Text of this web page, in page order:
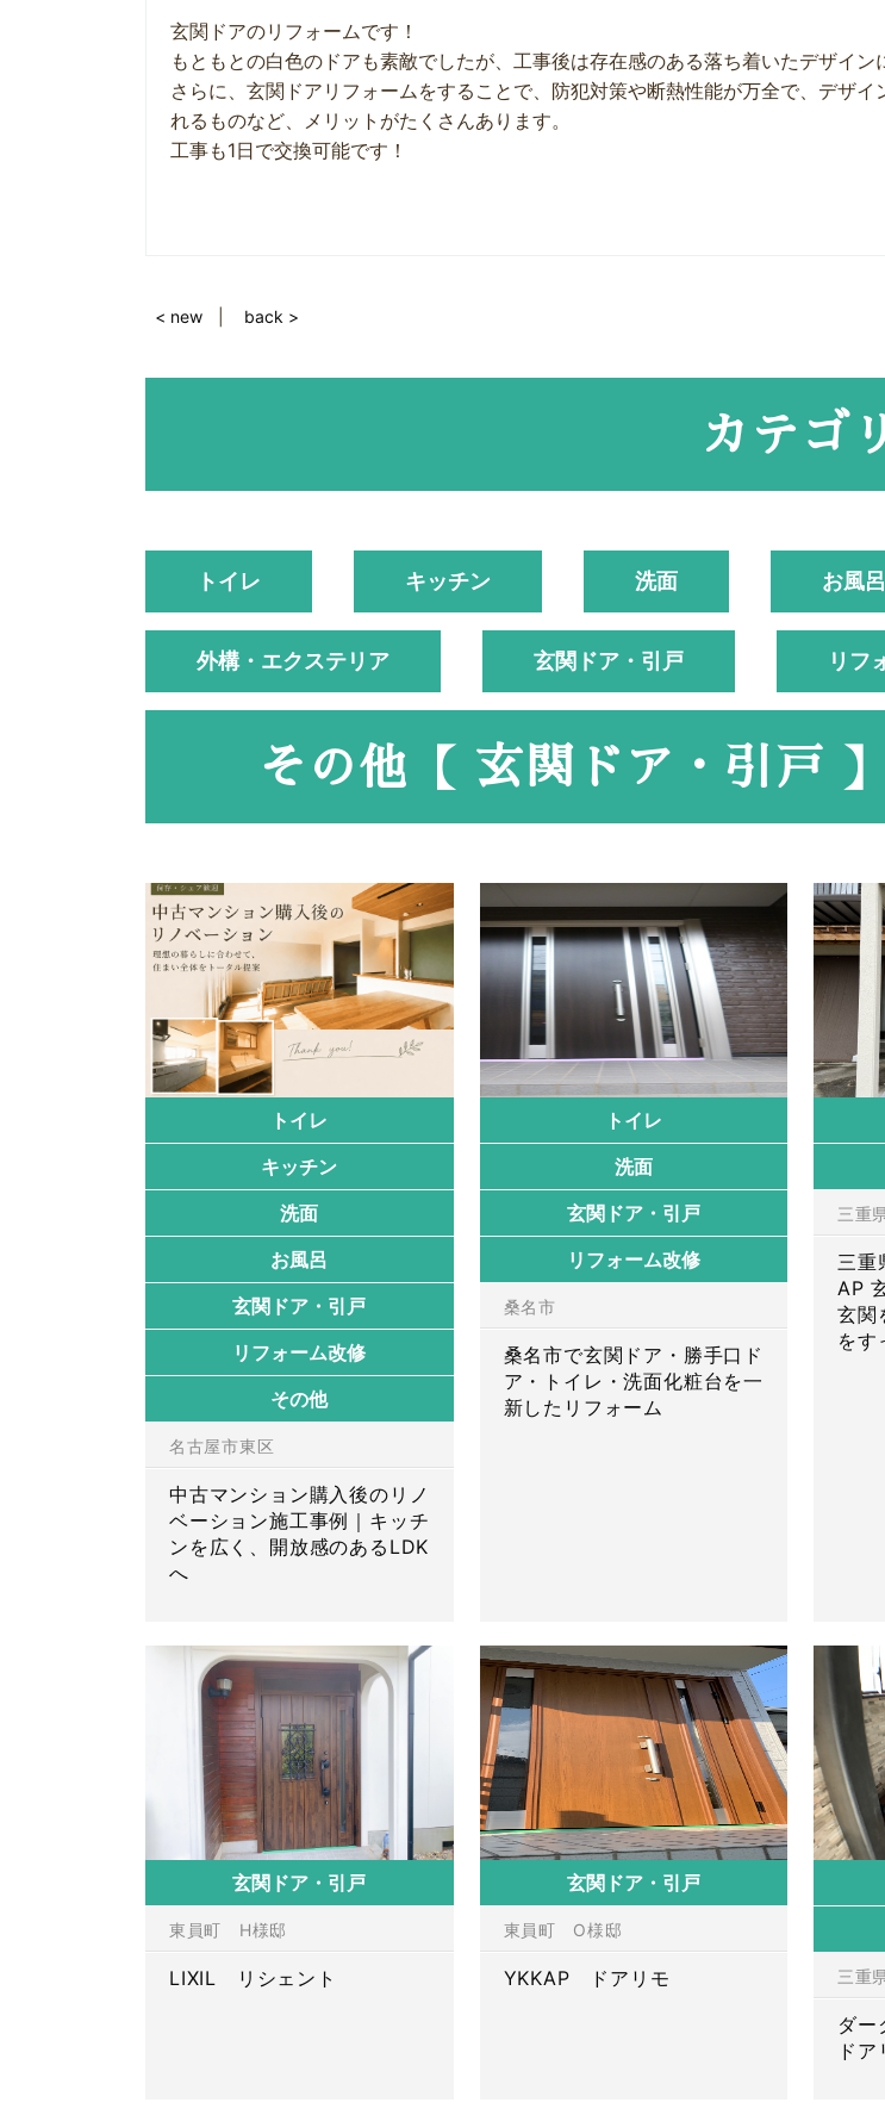
玄関ドアのリフォームです！
もともとの白色のドアも素敵でしたが、工事後は存在感のある落ち着いたデザイン
さらに、玄関ドアリフォームをすることで、防犯対策や断熱性能が万全で、デザ
れるものなど、メリットがたくさんあります。
工事も1日で交換可能です！
< new back >
カテゴ
トイレ キッチン 洗面 お風呂
外構・エクステリア 玄関ドア・引戸 リフ
その他【 玄関ドア・引戸
トイレ
キッチン
洗面
お風呂
玄関ドア・引戸
リフォーム改修
その他
名古屋市東区
中古マンション購入後のリノ
ベーション施工事例｜キッチ
ンを広く、開放感のあるLDK
へ
トイレ
洗面
玄関ドア・引戸
リフォーム改修
桑名市
桑名市で玄関ドア・勝手口ド
ア・トイレ・洗面化粧台を一
新したリフォーム
三重
三重
AP
玄関
をす
玄関ドア・引戸
東員町 H様邸
LIXIL リシェント
玄関ドア・引戸
東員町 O様邸
YKKAP ドアリモ 三重
ダー
ド